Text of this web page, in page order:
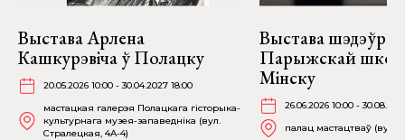
Выстава Арлена
Кашкурэвіча ў Полацку
20.05.2026 10:00 - 30.04.2027 18:00
мастацкая галерэя Полацкага гісторыка-
культурнага музея-запаведніка (вул.
Стралецкая, 4A-4)
Выстава шэдэўраў
Парыжскай
Мінску
26.06.2026 10:00 -
палац мастацтваў (вул.